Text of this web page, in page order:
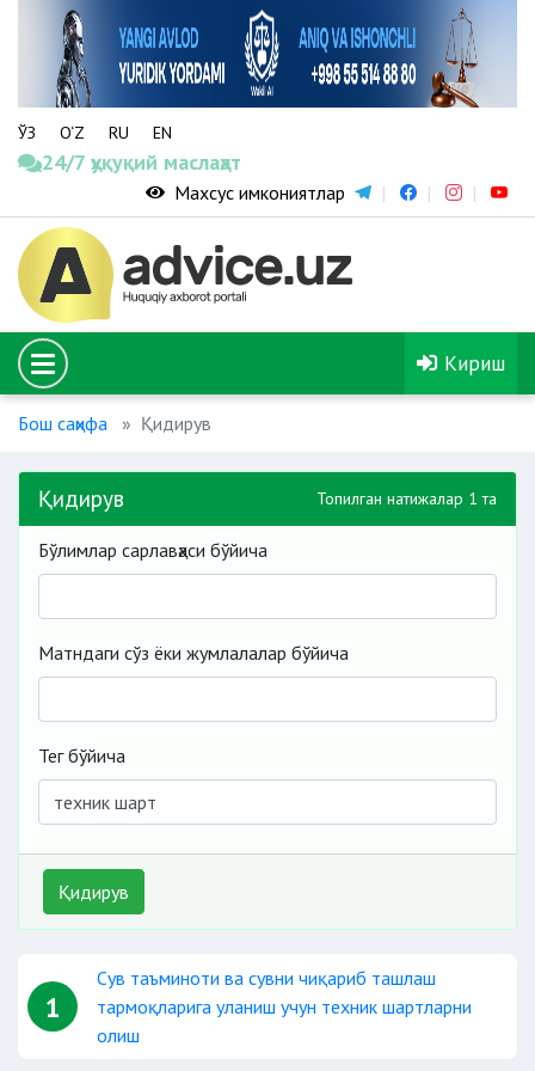
ЎЗ O‘Z RU EN
24/7 ҳуқуқий маслаҳат
Махсус имкониятлар
Кириш
Бош саҳифа Қидирув
Қидирув Топилган натижалар 1 та
Бўлимлар сарлавҳаси бўйича
Матндаги сўз ёки жумлалалар бўйича
Тег бўйича
Қидирув
1
Сув таъминоти ва сувни чиқариб ташлаш
тармоқларига уланиш учун техник шартларни
олиш